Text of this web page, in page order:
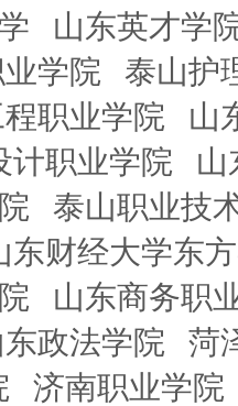
山东英才学
学院
泰山护
职业学院
山
计职业学院
山
泰山职业技
东财经大学东
山东商务职
东政法学院
菏
济南职业学院